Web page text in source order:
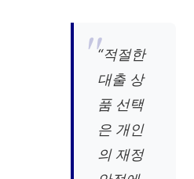
“적절한
대출 상
품 선택
은 개인
의 재정